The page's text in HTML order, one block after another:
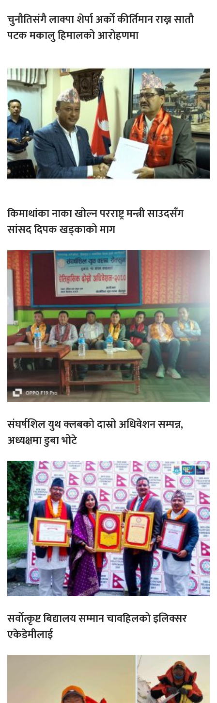
चुनौतिसंगै लाक्पा शेर्पा अर्को कीर्तिमान राख्न सातौ
पटक मकालु हिमालको आरोहणमा
किमाथांका नाका खोल्न परराष्ट्र मन्त्री साउदसँग
सांसद दिपक खड्काको माग
संघर्षशिल युथ क्लबको दास्रो अधिवेशन सम्पन्न,
अध्यक्षमा डुबा भोटे
सर्वोत्कृष्ट बिद्यालय सम्मान चावहिलको इलिक्सर
एकेडेमीलाई